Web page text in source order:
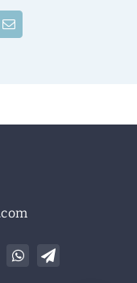
Correo